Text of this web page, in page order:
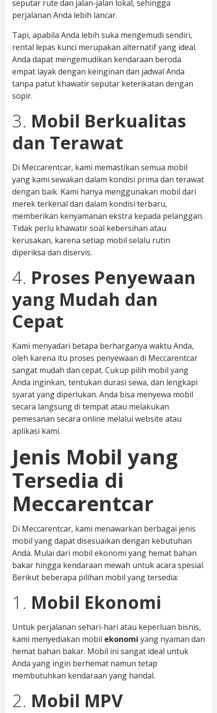
seputar rute dan jalan-jalan lokal, sehingga
perjalanan Anda lebih lancar.
Tapi, apabila Anda lebih suka mengemudi sendiri,
rental lepas kunci merupakan alternatif yang ideal.
Anda dapat mengemudikan kendaraan beroda
empat layak dengan keinginan dan jadwal Anda
tanpa patut khawatir seputar keterikatan dengan
sopir.
3. Mobil Berkualitas
dan Terawat
Di Meccarentcar, kami memastikan semua mobil
yang kami sewakan dalam kondisi prima dan terawat
dengan baik. Kami hanya menggunakan mobil dari
merek terkenal dan dalam kondisi terbaru,
memberikan kenyamanan ekstra kepada pelanggan.
Tidak perlu khawatir soal kebersihan atau
kerusakan, karena setiap mobil selalu rutin
diperiksa dan diservis.
4. Proses Penyewaan
yang Mudah dan
Cepat
Kami menyadari betapa berharganya waktu Anda,
oleh karena itu proses penyewaan di Meccarentcar
sangat mudah dan cepat. Cukup pilih mobil yang
Anda inginkan, tentukan durasi sewa, dan lengkapi
syarat yang diperlukan. Anda bisa menyewa mobil
secara langsung di tempat atau melakukan
pemesanan secara online melalui website atau
aplikasi kami.
Jenis Mobil yang
Tersedia di
Meccarentcar
Di Meccarentcar, kami menawarkan berbagai jenis
mobil yang dapat disesuaikan dengan kebutuhan
Anda. Mulai dari mobil ekonomi yang hemat bahan
bakar hingga kendaraan mewah untuk acara spesial.
Berikut beberapa pilihan mobil yang tersedia:
1. Mobil Ekonomi
Untuk perjalanan sehari-hari atau keperluan bisnis,
kami menyediakan mobil ekonomi yang nyaman dan
hemat bahan bakar. Mobil ini sangat ideal untuk
Anda yang ingin berhemat namun tetap
membutuhkan kendaraan yang handal.
2. Mobil MPV